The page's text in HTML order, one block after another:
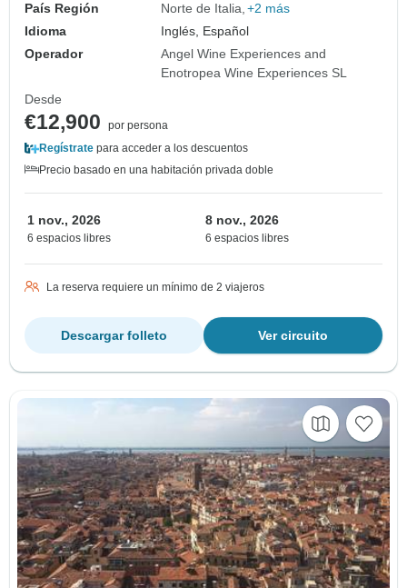
País Región
Norte de Italia +2 más
Idioma
Inglés, Español
Operador
Angel Wine Experiences and
Enotropea Wine Experiences SL
Desde
€12,900
por persona
Regístrate para acceder a los descuentos
Precio basado en una habitación privada doble
1 nov., 2026
6 espacios libres
8 nov., 2026
6 espacios libres
La reserva requiere un mínimo de 2 viajeros
Ver circuito
Descargar folleto